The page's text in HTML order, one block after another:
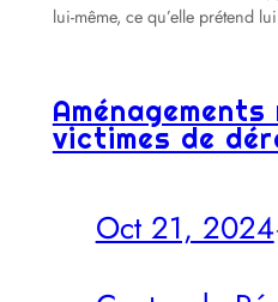
lui-même, ce qu’elle prétend
victimes de
Oct 21, 2024